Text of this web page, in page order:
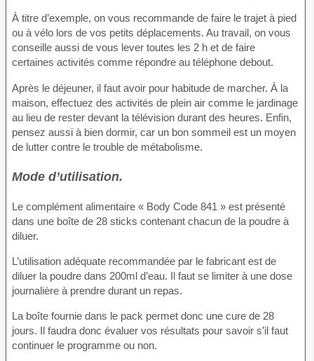
À titre d’exemple, on vous recommande de faire le trajet à pied
ou à vélo lors de vos petits déplacements. Au travail, on vous
conseille aussi de vous lever toutes les 2 h et de faire
certaines activités comme répondre au téléphone debout.
Après le déjeuner, il faut avoir pour habitude de marcher. À la
maison, effectuez des activités de plein air comme le jardinage
au lieu de rester devant la télévision durant des heures. Enfin,
pensez aussi à bien dormir, car un bon sommeil est un moyen
de lutter contre le trouble de métabolisme.
Mode d’utilisation.
Le complément alimentaire « Body Code 841 » est présenté
dans une boîte de 28 sticks contenant chacun de la poudre à
diluer.
L’utilisation adéquate recommandée par le fabricant est de
diluer la poudre dans 200ml d’eau. Il faut se limiter à une dose
journalière à prendre durant un repas.
La boîte fournie dans le pack permet donc une cure de 28
jours. Il faudra donc évaluer vos résultats pour savoir s’il faut
continuer le programme ou non.